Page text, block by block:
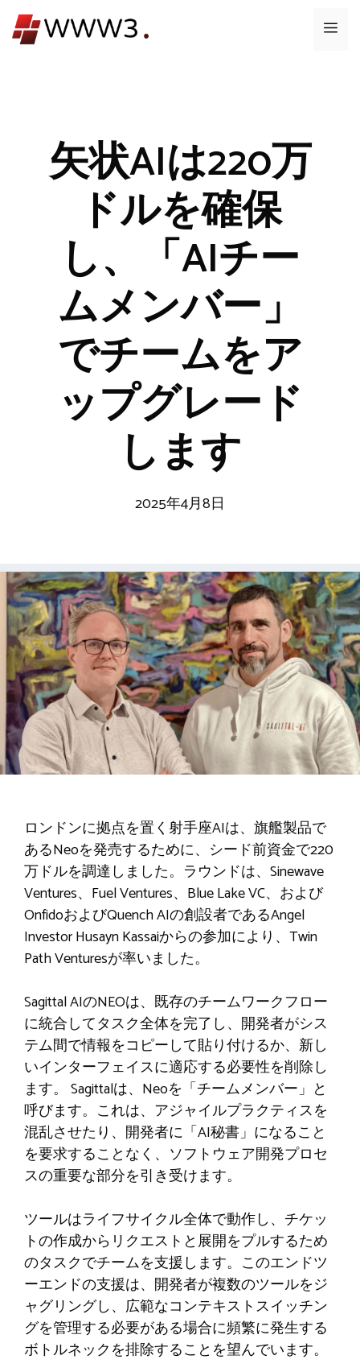
ン
メ
矢状AIは220万
ドルを確保
し、「AIチー
ムメンバー」
でチームをア
ップグレード
します
2025年4月8日
ロンドンに拠点を置く射手座AIは、旗艦製品で
あるNeoを発売するために、シード前資金で220
万ドルを調達しました。ラウンドは、Sinewave
Ventures、Fuel Ventures、Blue Lake VC、および
OnfidoおよびQuench AIの創設者であるAngel
Investor Husayn Kassaiからの参加により、Twin
Path Venturesが率いました。
Sagittal AIのNEOは、既存のチームワークフロー
に統合してタスク全体を完了し、開発者がシス
テム間で情報をコピーして貼り付けるか、新し
いインターフェイスに適応する必要性を削除し
ます。 Sagittalは、Neoを「チームメンバー」と
呼びます。これは、アジャイルプラクティスを
混乱させたり、開発者に「AI秘書」になること
を要求することなく、ソフトウェア開発プロセ
スの重要な部分を引き受けます。
ツールはライフサイクル全体で動作し、チケッ
トの作成からリクエストと展開をプルするため
のタスクでチームを支援します。このエンドツ
ーエンドの支援は、開発者が複数のツールをジ
ャグリングし、広範なコンテキストスイッチン
グを管理する必要がある場合に頻繁に発生する
ボトルネックを排除することを望んでいます。